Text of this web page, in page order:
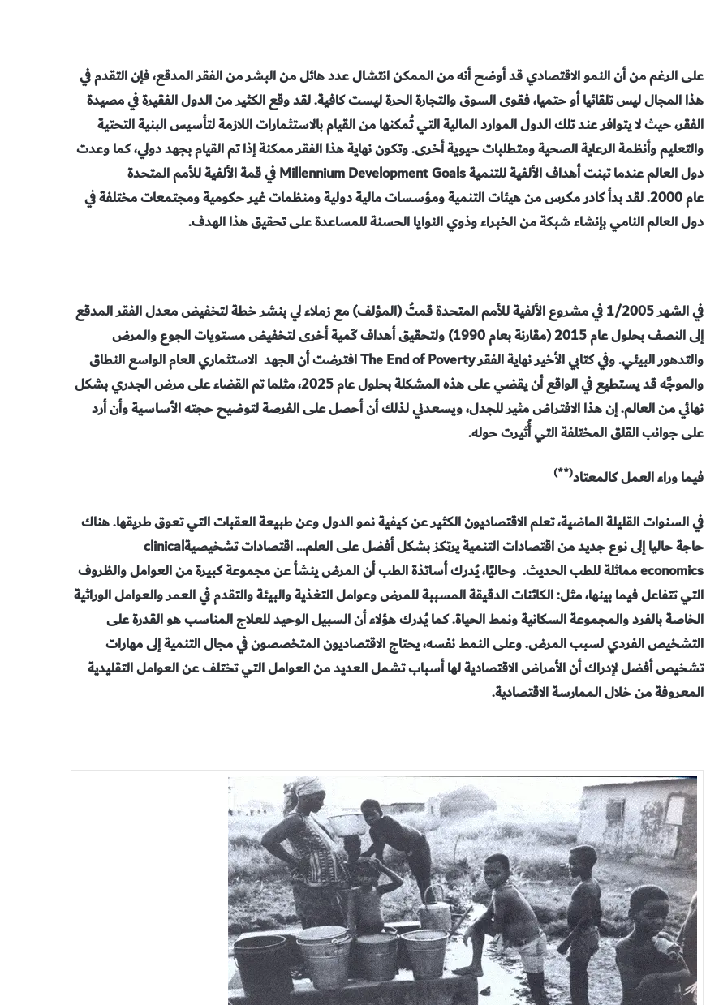
على الرغم من أن النمو الاقتصادي قد أوضح أنه من الممكن انتشال عدد هائل من البشر من الفقر المدقع، فإن التقدم في
هذا المجال ليس تلقائيا أو حتميا، فقوى السوق والتجارة الحرة ليست كافية. لقد وقع الكثير من الدول الفقيرة في مصيدة
الفقر، حيث لا يتوافر عند تلك الدول الموارد المالية التي تُمكنها من القيام بالاستثمارات اللازمة لتأسيس البنية التحتية
والتعليم وأنظمة الرعاية الصحية ومتطلبات حيوية أخرى. وتكون نهاية هذا الفقر ممكنة إذا تم القيام بجهد دولي، كما وعدت
دول العالم عندما تبنت أهداف الألفية للتنمية Millennium Development Goals في قمة الألفية للأمم المتحدة
عام 2000. لقد بدأ كادر مكرس من هيئات التنمية ومؤسسات مالية دولية ومنظمات غير حكومية ومجتمعات مختلفة في
دول العالم النامي بإنشاء شبكة من الخبراء وذوي النوايا الحسنة للمساعدة على تحقيق هذا الهدف.
في الشهر 1/2005 في مشروع الألفية للأمم المتحدة قمتُ (المؤلف) مع زملاء لي بنشر خطة لتخفيض معدل الفقر المدقع
إلى النصف بحلول عام 2015 (مقارنة بعام 1990) ولتحقيق أهداف كَمية أخرى لتخفيض مستويات الجوع والمرض
والتدهور البيئي. وفي كتابي الأخير نهاية الفقر The End of Poverty افترضت أن الجهد الاستثماري العام الواسع النطاق
والموجَّه قد يستطيع في الواقع أن يقضي على هذه المشكلة بحلول عام 2025، مثلما تم القضاء على مرض الجدري بشكل
نهائي من العالم. إن هذا الافتراض مثير للجدل، ويسعدني لذلك أن أحصل على الفرصة لتوضيح حجته الأساسية وأن أرد
على جوانب القلق المختلفة التي أُثيرت حوله.
فيما وراء العمل كالمعتاد(**)
في السنوات القليلة الماضية، تعلم الاقتصاديون الكثير عن كيفية نمو الدول وعن طبيعة العقبات التي تعوق طريقها. هناك
حاجة حاليا إلى نوع جديد من اقتصادات التنمية يرتكز بشكل أفضل على العلم… اقتصادات تشخيصيةclinical
economics مماثلة للطب الحديث. وحاليًا، يُدرك أساتذة الطب أن المرض ينشأ عن مجموعة كبيرة من العوامل والظروف
التي تتفاعل فيما بينها، مثل: الكائنات الدقيقة المسببة للمرض وعوامل التغذية والبيئة والتقدم في العمر والعوامل الوراثية
الخاصة بالفرد والمجموعة السكانية ونمط الحياة. كما يُدرك هؤلاء أن السبيل الوحيد للعلاج المناسب هو القدرة على
التشخيص الفردي لسبب المرض. وعلى النمط نفسه، يحتاج الاقتصاديون المتخصصون في مجال التنمية إلى مهارات
تشخيص أفضل لإدراك أن الأمراض الاقتصادية لها أسباب تشمل العديد من العوامل التي تختلف عن العوامل التقليدية
المعروفة من خلال الممارسة الاقتصادية.